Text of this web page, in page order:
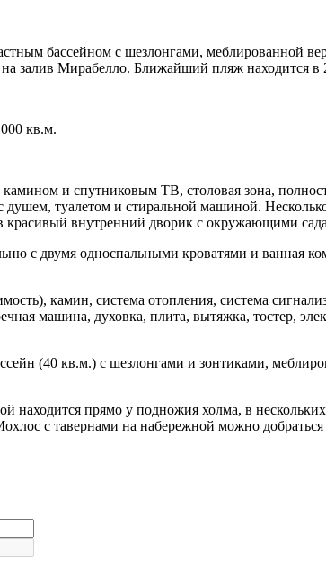
бассейном с шезлонгами, меблированной
залив Мирабелло. Ближайший пляж находится в
кв.м.
камином и спутниковым ТВ, столовая зона,
туалетом и стиральной машиной.
красивый внутренний дворик с окружающими
с двумя односпальными кроватями и ванная
камин, система отопления, система
машина, духовка, плита, вытяжка, тостер,
(40 кв.м.) с шезлонгами и зонтиками,
находится прямо у подножия холма, в
с тавернами на набережной можно добраться